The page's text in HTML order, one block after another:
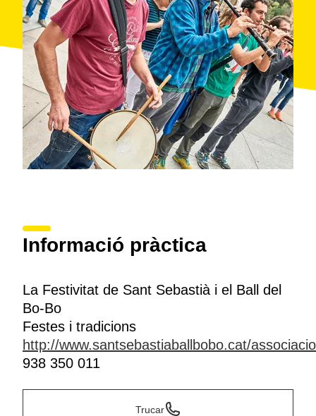
Informació pràctica
La Festivitat de Sant Sebastià i el Ball del
Bo-Bo
Festes i tradicions
http://www.santsebastiaballbobo.cat/
938 350 011
Trucar